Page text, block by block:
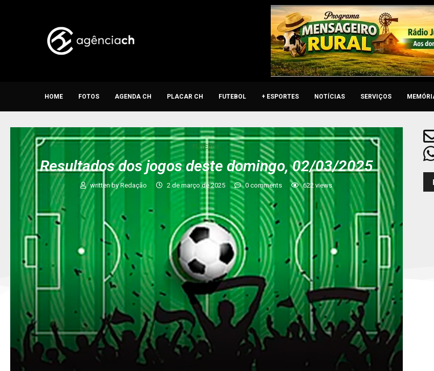
HOME FOTOS AGENDA CH PLACAR CH FUTEBOL + ESPORTES NOTÍCIAS SERVIÇOS
FUTEBOL
Resultados dos jogos deste domingo, 02/03/2025
written byRedação 2 de março de 2025 0 comments 622 views